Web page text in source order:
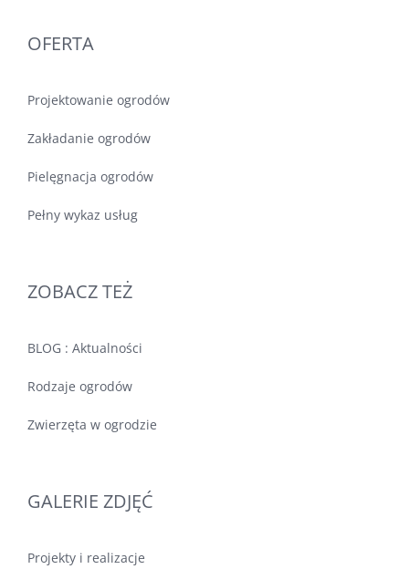
OFERTA
Projektowanie ogrodów
Zakładanie ogrodów
Pielęgnacja ogrodów
Pełny wykaz usług
ZOBACZ TEŻ
BLOG : Aktualności
Rodzaje ogrodów
Zwierzęta w ogrodzie
GALERIE ZDJĘĆ
Projekty i realizacje